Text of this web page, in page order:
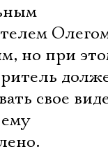
но при
свое